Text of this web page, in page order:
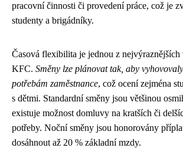
pracovní činnosti či provedení práce, což je
studenty a brigádníky.
Časová flexibilita je jednou z nejvýraznějších
KFC. Směny lze plánovat tak, aby
potřebám zaměstnance, což ocení zejména
s dětmi. Standardní směny jsou většinou
existuje možnost domluvy na kratších či
potřeby. Noční směny jsou honorovány
dosáhnout až 20 % základní mzdy.